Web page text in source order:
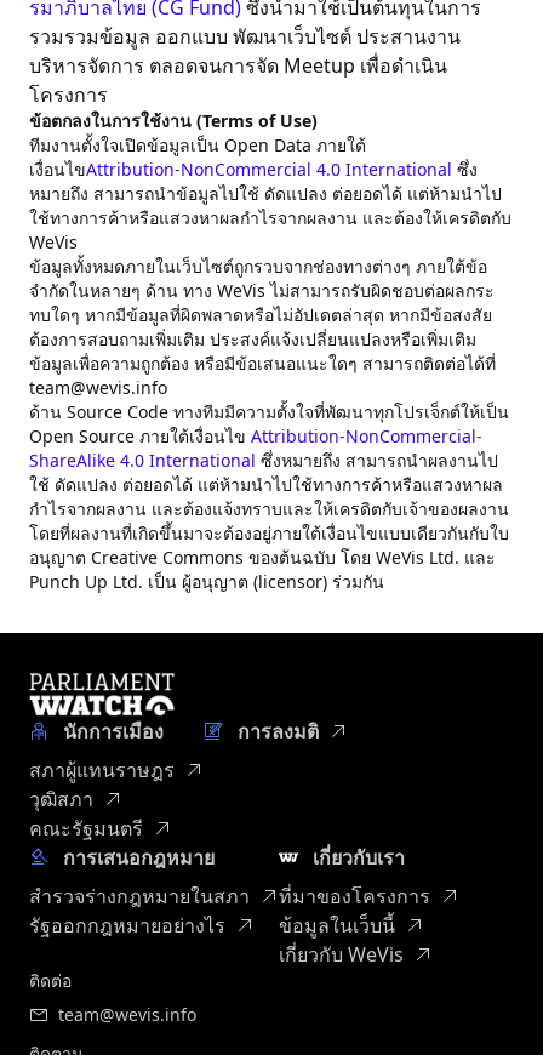
รมาภิบาลไทย (CG Fund)ซึ่งนำมาใช้เป็นต้นทุนในการ
รวมรวมข้อมูล ออกแบบ พัฒนาเว็บไซต์ ประสานงาน
บริหารจัดการ ตลอดจนการจัด Meetup เพื่อดำเนิน
โครงการ
ข้อตกลงในการใช้งาน (Terms of Use)
ทีมงานตั้งใจเปิดข้อมูลเป็น Open Data ภายใต้
เงื่อนไขAttribution-NonCommercial 4.0 International ซึ่ง
หมายถึง สามารถนำข้อมูลไปใช้ ดัดแปลง ต่อยอดได้ แต่ห้ามนำไป
ใช้ทางการค้าหรือแสวงหาผลกำไรจากผลงาน และต้องให้เครดิตกับ
WeVis
ข้อมูลทั้งหมดภายในเว็บไซต์ถูกรวบจากช่องทางต่างๆ ภายใต้ข้อ
จำกัดในหลายๆ ด้าน ทาง WeVis ไม่สามารถรับผิดชอบต่อผลกระ
ทบใดๆ หากมีข้อมูลที่ผิดพลาดหรือไม่อัปเดตล่าสุด หากมีข้อสงสัย
ต้องการสอบถามเพิ่มเติม ประสงค์แจ้งเปลี่ยนแปลงหรือเพิ่มเติม
ข้อมูลเพื่อความถูกต้อง หรือมีข้อเสนอแนะใดๆ สามารถติดต่อได้ที่
team@wevis.info
ด้าน Source Code ทางทีมมีความตั้งใจที่พัฒนาทุกโปรเจ็กต์ให้เป็น
Open Source ภายใต้เงื่อนไข Attribution-NonCommercial-
ShareAlike 4.0 International ซึ่งหมายถึง สามารถนำผลงานไป
ใช้ ดัดแปลง ต่อยอดได้ แต่ห้ามนำไปใช้ทางการค้าหรือแสวงหาผล
กำไรจากผลงาน และต้องแจ้งทราบและให้เครดิตกับเจ้าของผลงาน
โดยที่ผลงานที่เกิดขึ้นมาจะต้องอยู่ภายใต้เงื่อนไขแบบเดียวกันกับใบ
อนุญาต Creative Commons ของต้นฉบับ โดย WeVis Ltd. และ
Punch Up Ltd. เป็น ผู้อนุญาต (licensor) ร่วมกัน
นักการเมือง
สภาผู้แทนราษฎร
วุฒิสภา
คณะรัฐมนตรี
การลงมติ
การเสนอกฎหมาย
สำรวจร่างกฎหมายในสภา
รัฐออกกฎหมายอย่างไร
เกี่ยวกับเรา
ที่มาของโครงการ
ข้อมูลในเว็บนี้
เกี่ยวกับ WeVis
ติดต่อ
team@wevis.info